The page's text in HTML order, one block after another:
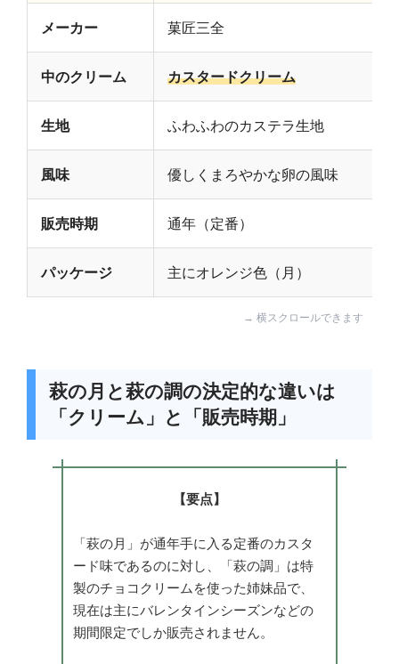
メーカー 菓匠三全
中のクリーム カスタードクリーム
生地 ふわふわのカステラ生地
風味 優しくまろやかな卵の風味
販売時期 通年（定番）
パッケージ 主にオレンジ色（月）
萩の月と萩の調の決定的な違いは
「クリーム」と「販売時期」
【要点】
「萩の月」が通年手に入る定番のカスタ
ード味であるのに対し、「萩の調」は特
製のチョコクリームを使った姉妹品で、
現在は主にバレンタインシーズンなどの
期間限定でしか販売されません。